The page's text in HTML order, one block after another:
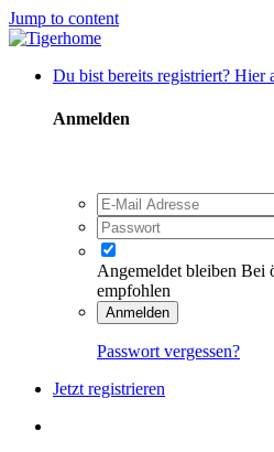
Jump to content
Du bist bereits registriert? Hier
Anmelden
Angemeldet bleiben Bei
empfohlen
Anmelden
Passwort vergessen?
Jetzt registrieren